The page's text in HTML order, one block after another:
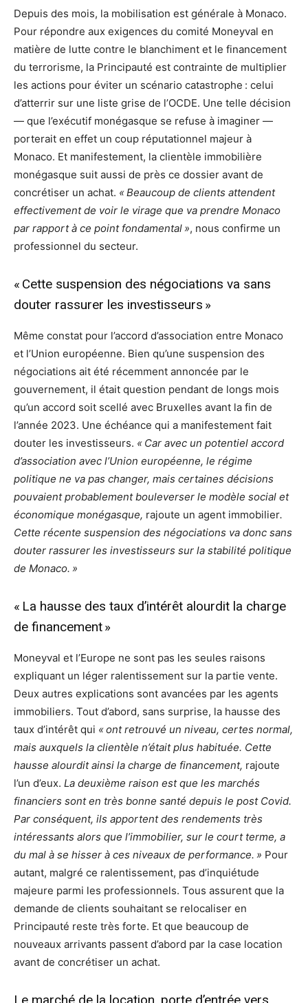
Depuis des mois, la mobilisation est générale à Monaco.
Pour répondre aux exigences du comité Moneyval en
matière de lutte contre le blanchiment et le financement
du terrorisme, la Principauté est contrainte de multiplier
les actions pour éviter un scénario catastrophe : celui
d’atterrir sur une liste grise de l’OCDE. Une telle décision
— que l’exécutif monégasque se refuse à imaginer —
porterait en effet un coup réputationnel majeur à
Monaco. Et manifestement, la clientèle immobilière
monégasque suit aussi de près ce dossier avant de
concrétiser un achat. « Beaucoup de clients attendent
effectivement de voir le virage que va prendre Monaco
par rapport à ce point fondamental », nous confirme un
professionnel du secteur.
« Cette suspension des négociations va sans
douter rassurer les investisseurs »
Même constat pour l’accord d’association entre Monaco
et l’Union européenne. Bien qu’une suspension des
négociations ait été récemment annoncée par le
gouvernement, il était question pendant de longs mois
qu’un accord soit scellé avec Bruxelles avant la fin de
l’année 2023. Une échéance qui a manifestement fait
douter les investisseurs. « Car avec un potentiel accord
d’association avec l’Union européenne, le régime
politique ne va pas changer, mais certaines décisions
pouvaient probablement bouleverser le modèle social et
économique monégasque, rajoute un agent immobilier.
Cette récente suspension des négociations va donc sans
douter rassurer les investisseurs sur la stabilité politique
de Monaco. »
« La hausse des taux d’intérêt alourdit la charge
de financement »
Moneyval et l’Europe ne sont pas les seules raisons
expliquant un léger ralentissement sur la partie vente.
Deux autres explications sont avancées par les agents
immobiliers. Tout d’abord, sans surprise, la hausse des
taux d’intérêt qui « ont retrouvé un niveau, certes normal,
mais auxquels la clientèle n’était plus habituée. Cette
hausse alourdit ainsi la charge de financement, rajoute
l’un d’eux. La deuxième raison est que les marchés
financiers sont en très bonne santé depuis le post Covid.
Par conséquent, ils apportent des rendements très
intéressants alors que l’immobilier, sur le court terme, a
du mal à se hisser à ces niveaux de performance. » Pour
autant, malgré ce ralentissement, pas d’inquiétude
majeure parmi les professionnels. Tous assurent que la
demande de clients souhaitant se relocaliser en
Principauté reste très forte. Et que beaucoup de
nouveaux arrivants passent d’abord par la case location
avant de concrétiser un achat.